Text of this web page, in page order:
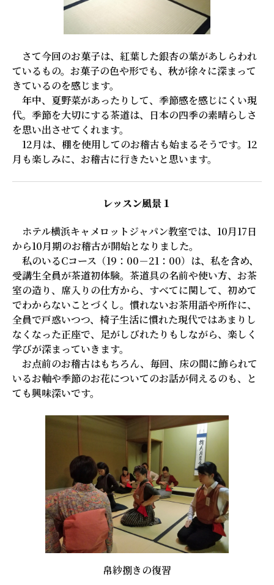
さて今回のお菓子は、紅葉した銀杏の葉があしらわれ
ているもの。お菓子の色や形でも、秋が徐々に深まって
きているのを感じます。
年中、夏野菜があったりして、季節感を感じにくい現
代。季節を大切にする茶道は、日本の四季の素晴らしさ
を思い出させてくれます。
12月は、棚を使用してのお稽古も始まるそうです。12
月も楽しみに、お稽古に行きたいと思います。
レッスン風景１
ホテル横浜キャメロットジャパン教室では、10月17日
から10月期のお稽古が開始となりました。
私のいるCコース（19：00－21：00）は、私を含め、
受講生全員が茶道初体験。茶道具の名前や使い方、お茶
室の造り、席入りの仕方から、すべてに関して、初めて
でわからないことづくし。慣れないお茶用語や所作に、
全員で戸惑いつつ、椅子生活に慣れた現代ではあまりし
なくなった正座で、足がしびれたりもしながら、楽しく
学びが深まっていきます。
お点前のお稽古はもちろん、毎回、床の間に飾られて
いるお軸や季節のお花についてのお話が伺えるのも、と
ても興味深いです。
帛紗捌きの復習